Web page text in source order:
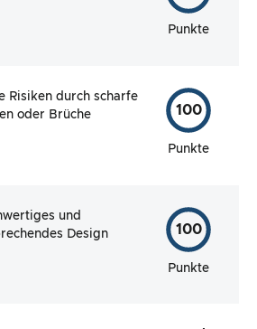
Punkte
Risiken durch scharfe
oder Brüche
100
Punkte
und
Design
100
Punkte